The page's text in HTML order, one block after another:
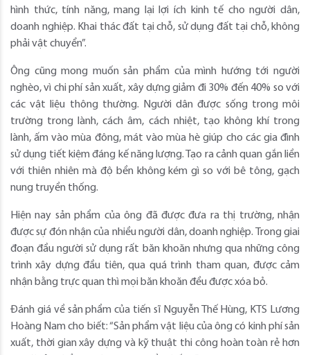
hình thức, tính năng, mang lại lợi ích kinh tế cho người dân,
doanh nghiệp. Khai thác đất tại chỗ, sử dụng đất tại chỗ, không
phải vật chuyển”.
Ông cũng mong muốn sản phẩm của mình hướng tới người
nghèo, vì chi phí sản xuất, xây dựng giảm đi 30% đến 40% so với
các vật liệu thông thường. Người dân được sống trong môi
trường trong lành, cách âm, cách nhiệt, tạo không khí trong
lành, ấm vào mùa đông, mát vào mùa hè giúp cho các gia đình
sử dụng tiết kiệm đáng kế năng lượng. Tạo ra cảnh quan gắn liền
với thiên nhiên mà độ bền không kém gì so với bê tông, gạch
nung truyền thống.
Hiện nay sản phẩm của ông đã được đưa ra thị trường, nhận
được sự đón nhận của nhiều người dân, doanh nghiệp. Trong giai
đoạn đầu người sử dụng rất băn khoăn nhưng qua những công
trình xây dựng đầu tiên, qua quá trình tham quan, được cảm
nhận bằng trực quan thì mọi băn khoăn đều được xóa bỏ.
Đánh giá về sản phẩm của tiến sĩ Nguyễn Thế Hùng, KTS Lương
Hoàng Nam cho biết: “Sản phẩm vật liệu của ông có kinh phí sản
xuất, thời gian xây dựng và kỹ thuật thi công hoàn toàn rẻ hơn